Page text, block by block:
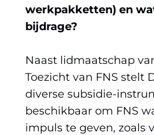
werkpakketten) en
bijdrage?
Naast lidmaatschap
Toezicht van FNS stelt
diverse subsidie-
beschikbaar om FNS
impuls te geven, zoals